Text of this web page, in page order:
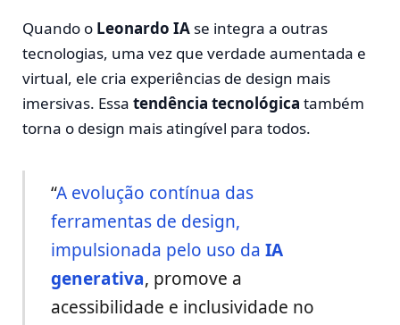
Quando o Leonardo IA se integra a outras
tecnologias, uma vez que verdade aumentada e
virtual, ele cria experiências de design mais
imersivas. Essa tendência tecnológica também
torna o design mais atingível para todos.
“A evolução contínua das
ferramentas de design,
impulsionada pelo uso da IA
generativa, promove a
acessibilidade e inclusividade no